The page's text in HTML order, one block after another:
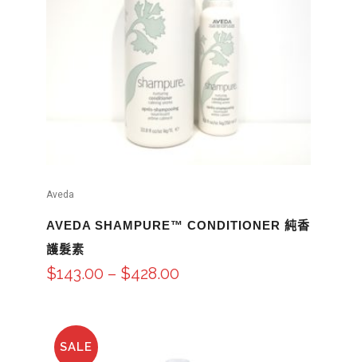
Aveda
AVEDA SHAMPURE™ CONDITIONER 純香
護髮素
$143.00 – $428.00
SALE